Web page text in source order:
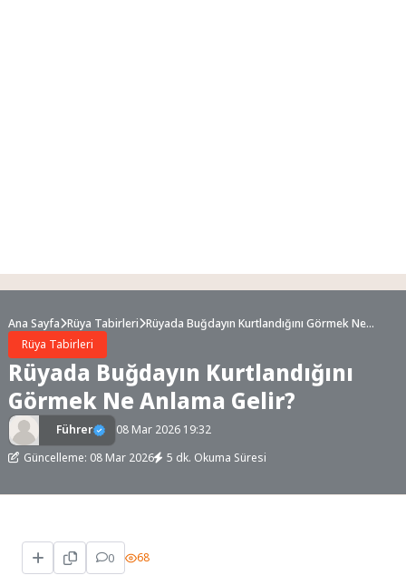
Ana Sayfa Rüya Tabirleri Rüyada Buğdayın Kurtlandığını Görmek Ne
Rüya Tabirleri
Rüyada Buğdayın Kurtlandığını
Görmek Ne Anlama Gelir?
Führer
08 Mar 2026 19:32
Güncelleme: 08 Mar 2026
5 dk. Okuma Süresi
0 68